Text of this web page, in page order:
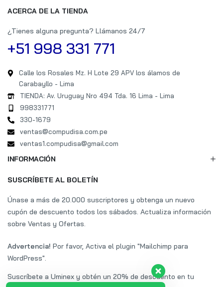
ACERCA DE LA TIENDA
¿Tienes alguna pregunta? Llámanos 24/7
+51 998 331 771
Calle los Rosales Mz. H Lote 29 APV los álamos de
Carabayllo - Lima
TIENDA: Av. Uruguay Nro 494 Tda. 16 Lima - Lima
998331771
330-1679
ventas@compudisa.com.pe
ventas1.compudisa@gmail.com
INFORMACIÓN
SUSCRÍBETE AL BOLETÍN
Únase a más de 20.000 suscriptores y obtenga un nuevo
cupón de descuento todos los sábados. Actualiza información
sobre Ventas y Ofertas.
Advertencia! Por favor, Activa el plugin "Mailchimp para
WordPress".
Suscríbete a Uminex y obtén un 20% de descuento en tu